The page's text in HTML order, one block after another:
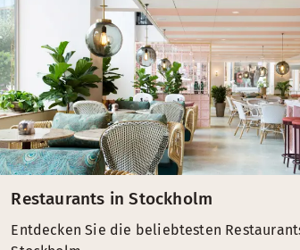
Restaurants in Stockholm
Entdecken Sie die beliebtesten